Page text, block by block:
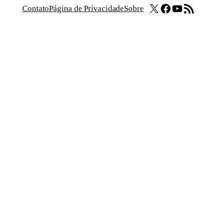
ContatoPágina de PrivacidadeSobre X Facebook
Youtube
Feed RSS